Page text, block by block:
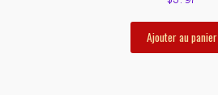
Ajouter au panier